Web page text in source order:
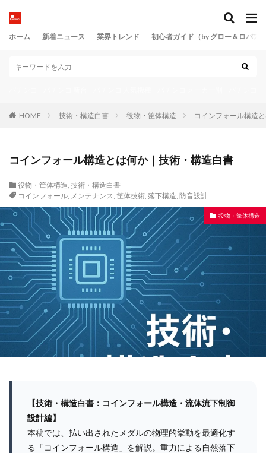
ホーム 新着ニュース 業界トレンド 初心者ガイド（by グロー＆ロバス
HOME 技術・構造白書 役物・筐体構造 コインフォール構造
コインフォール構造とは何か｜技術・構造白書
役物・筐体構造, 技術・構造白書
コインフォール, メンテナンス, 筐体技術, 落下構造, 防音設計
役物・筐体構造
【技術・構造白書：コインフォール構造・流体流下制御
設計編】
本稿では、払い出されたメダルの物理的挙動を最適化す
る「コインフォール構造」を解説。重力による自然落下